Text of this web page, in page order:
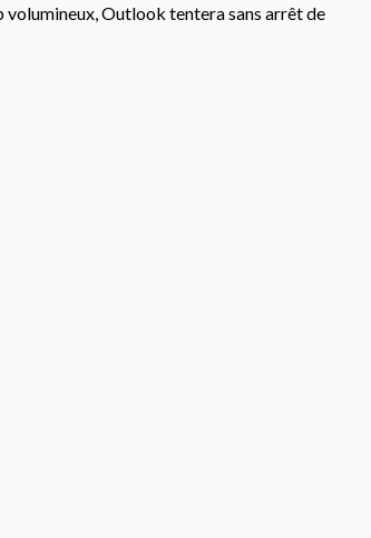
volumineux, Outlook tentera sans arrêt de